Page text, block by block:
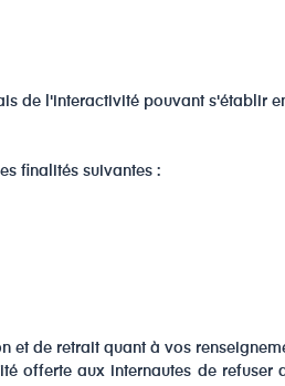
de l'interactivité pouvant s'établir
finalités suivantes :
de retrait quant à vos
offerte aux internautes de